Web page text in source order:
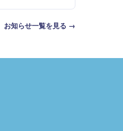
お知らせ一覧を見る →